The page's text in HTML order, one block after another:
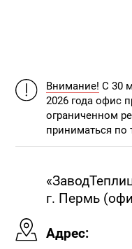
№203545
Внимание! С 30
2026 года офис
ограниченном
приниматься по
г. Пермь
Адрес: